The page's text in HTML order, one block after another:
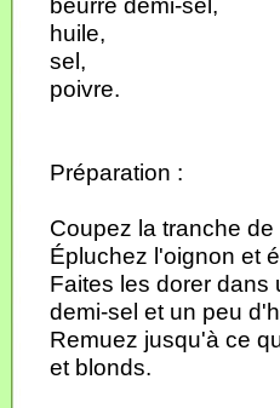
huile,
sel,
poivre.
Préparation :
Coupez la tranche
Épluchez l'oignon et
Faites les dorer dans
demi-sel et un peu
Remuez jusqu'à ce
et blonds.